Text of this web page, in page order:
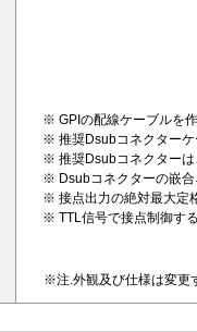
※ GPIの配線ケーブルを
※ 推奨Dsubコネクター
※ 推奨Dsubコネクター
※ Dsubコネクターの嵌
※ 接点出力の絶対最大定
※ TTL信号で接点制御す
※注.外観及び仕様は変更